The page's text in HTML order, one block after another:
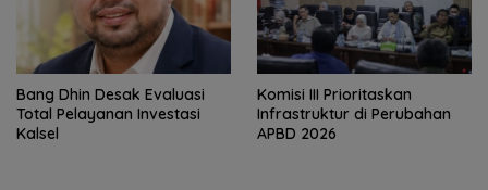
‎Bang Dhin Desak Evaluasi
Total Pelayanan Investasi
Kalsel
‎Komisi III Prioritaskan
Infrastruktur di Perubahan
APBD 2026